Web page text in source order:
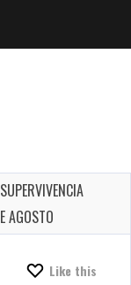
AGOSTO
Like this